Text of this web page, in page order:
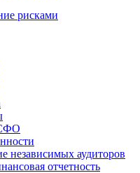
рисками
независимых аудиторов
отчетность